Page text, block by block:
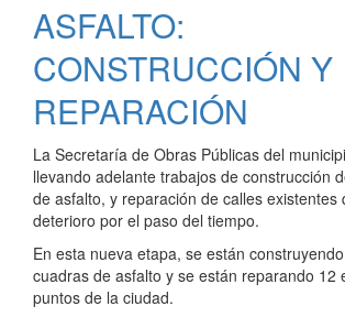
CONSTRUCCIÓN
DEL
NUEVO
CENTRO
DE
DESARROLLO
INFANTIL
ASFALTO:
CONSTRUCCIÓN Y
REPARACIÓN
La Secretaría de Obras Públicas del
llevando adelante trabajos de construcción
de asfalto, y reparación de calles existentes
deterioro por el paso del tiempo.
En esta nueva etapa, se están
cuadras de asfalto y se están reparando 12
puntos de la ciudad.